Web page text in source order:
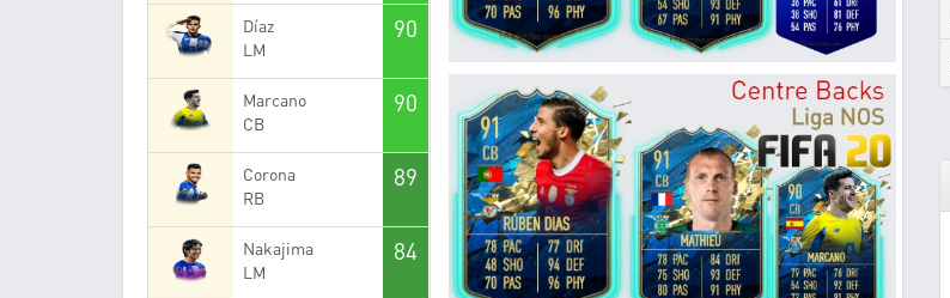
Díaz
LM
90
Marcano
CB
90
Corona
RB
89
Nakajima
LM
84